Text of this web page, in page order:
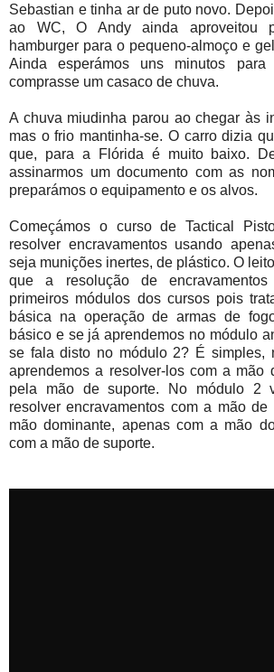
Sebastian e tinha ar de puto novo.
ao WC, O Andy ainda aproveitou
hamburger para o pequeno-almoço e
Ainda esperámos uns minutos
comprasse um casaco de chuva.
A chuva miudinha parou ao chegar às
mas o frio mantinha-se. O carro dizia
que, para a Flórida é muito baixo.
assinarmos um documento com as
preparámos o equipamento e os alvos.
Começámos o curso de Tactical
resolver encravamentos usando
seja munições inertes, de plástico. O
que a resolução de
primeiros módulos dos cursos pois
básica na operação de armas de
básico e se já aprendemos no módulo
se fala disto no módulo 2? É simples,
aprendemos a resolver-los com a mão
pela mão de suporte. No módulo 2
resolver encravamentos com a mão
mão dominante, apenas com a mão
com a mão de suporte.